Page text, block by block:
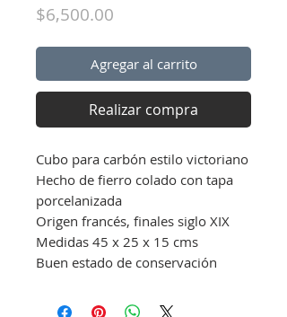
$6,500.00
Agregar al carrito
Realizar compra
Cubo para carbón estilo victoriano
Hecho de fierro colado con tapa
porcelanizada
Origen francés, finales siglo XIX
Medidas 45 x 25 x 15 cms
Buen estado de conservación